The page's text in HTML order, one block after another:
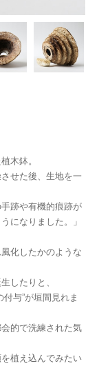
木鉢。
せた後、生地を一
跡や有機的痕跡が
になりました。」
化したかのような
したりと、
与”が垣間見れま
的で洗練された気
植え込んでみたい